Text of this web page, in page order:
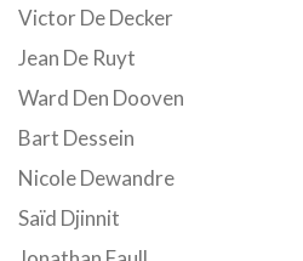
Victor De Decker
Jean De Ruyt
Ward Den Dooven
Bart Dessein
Nicole Dewandre
Saïd Djinnit